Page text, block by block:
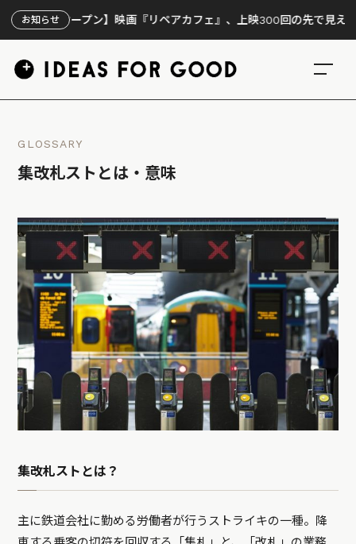
お知らせ
トオープン】映画『リペアカフェ』、上映300回の先で見えてきたこ
GLOSSARY
集改札ストとは・意味
集改札ストとは？
主に鉄道会社に勤める労働者が行うストライキの一種。降